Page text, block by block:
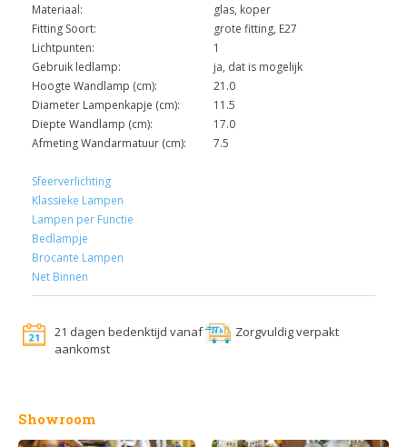
Materiaal:
glas, koper
Fitting Soort:
grote fitting, E27
Lichtpunten:
1
Gebruik ledlamp:
ja, dat is mogelijk
Hoogte Wandlamp (cm):
21.0
Diameter Lampenkapje (cm):
11.5
Diepte Wandlamp (cm):
17.0
Afmeting Wandarmatuur (cm):
7.5
Sfeerverlichting
Klassieke Lampen
Lampen per Functie
Bedlampje
Brocante Lampen
Net Binnen
21 dagen bedenktijd vanaf
aankomst
Zorgvuldig verpakt
Showroom